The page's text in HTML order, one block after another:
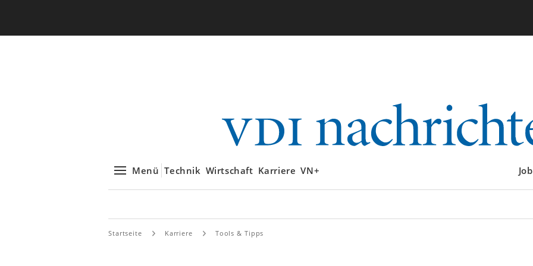
Menü Technik Wirtschaft Karriere VN+
Startseite Karriere Tools & Tipps